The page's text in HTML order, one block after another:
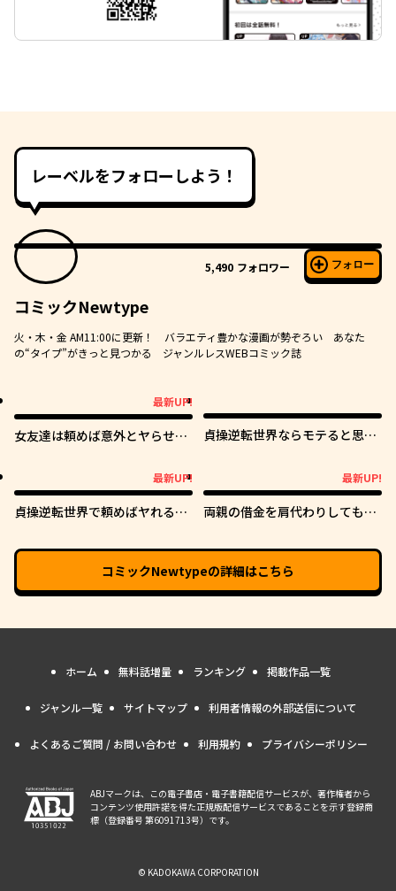
レーベルをフォローしよう！
5,490 フォロワー フォロー
コミックNewtype
火・木・金 AM11:00に更新！ バラエティ豊かな漫画が勢ぞろい あなた
の“タイプ”がきっと見つかる ジャンルレスWEBコミック誌
最新UP!
女友達は頼めば意外とヤらせて
貞操逆転世界ならモテると思っ
最新UP!
貞操逆転世界で頼めばヤれると
最新UP!
両親の借金を肩代わりしてもら
と一緒に暮らすことでした。
コミックNewtypeの詳細はこちら
ホーム 無料話増量 ランキング 掲載作品一覧
ジャンル一覧 サイトマップ 利用者情報の外部送信について
よくあるご質問 / お問い合わせ 利用規約 プライバシーポリシー
ABJマークは、この電子書店・電子書籍配信サービスが、著作権者から
コンテンツ使用許諾を得た正規版配信サービスであることを示す登録商
標（登録番号 第6091713号）です。
© KADOKAWA CORPORATION